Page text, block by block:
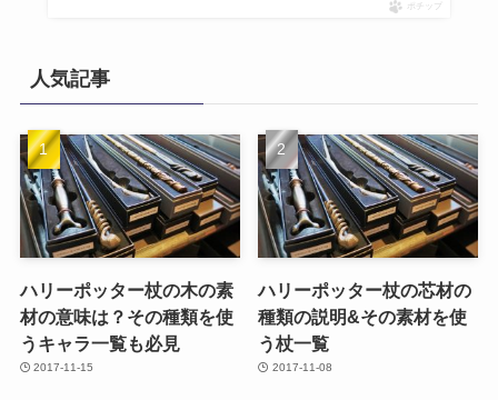
ポチップ
人気記事
ハリーポッター杖の木の素
材の意味は？その種類を使
うキャラ一覧も必見
2017-11-15
ハリーポッター杖の芯材の
種類の説明&その素材を使
う杖一覧
2017-11-08